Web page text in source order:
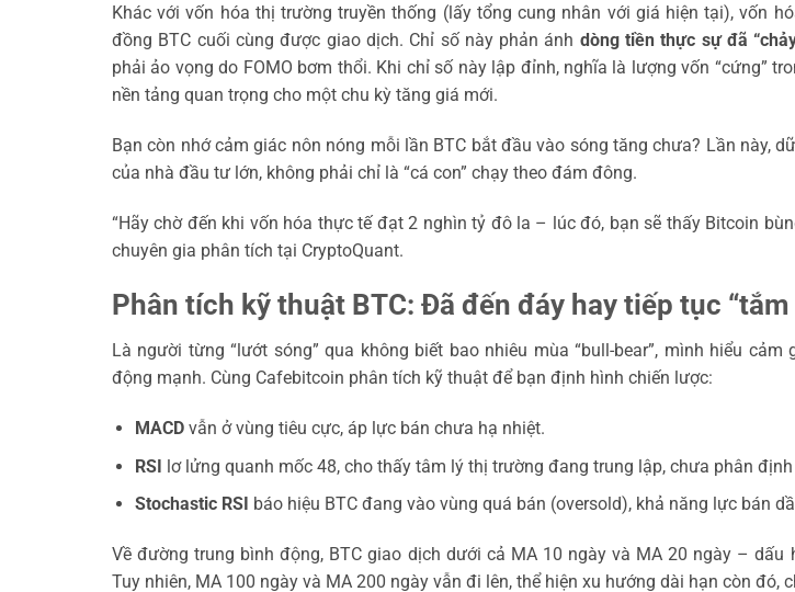
Khác với vốn hóa thị trường truyền thống (lấy tổng cung nhân với giá hiện tại), vốn
đồng BTC cuối cùng được giao dịch. Chỉ số này phản ánh dòng tiền thực sự đã
phải ảo vọng do FOMO bơm thổi. Khi chỉ số này lập đỉnh, nghĩa là lượng vốn “cứng”
nền tảng quan trọng cho một chu kỳ tăng giá mới.
Bạn còn nhớ cảm giác nôn nóng mỗi lần BTC bắt đầu vào sóng tăng chưa? Lần này,
của nhà đầu tư lớn, không phải chỉ là “cá con” chạy theo đám đông.
“Hãy chờ đến khi vốn hóa thực tế đạt 2 nghìn tỷ đô la – lúc đó, bạn sẽ thấy Bitcoin
chuyên gia phân tích tại CryptoQuant.
Phân tích kỹ thuật BTC: Đã đến đáy hay tiếp tục “tắm
Là người từng “lướt sóng” qua không biết bao nhiêu mùa “bull-bear”, mình hiểu
động mạnh. Cùng Cafebitcoin phân tích kỹ thuật để bạn định hình chiến lược:
MACDvẫn ở vùng tiêu cực, áp lực bán chưa hạ nhiệt.
RSI lơ lửng quanh mốc 48, cho thấy tâm lý thị trường đang trung lập, chưa phân
Stochastic RSI báo hiệu BTC đang vào vùng quá bán (oversold), khả năng lực bán
Về đường trung bình động, BTC giao dịch dưới cả MA 10 ngày và MA 20 ngày – dấu
Tuy nhiên, MA 100 ngày và MA 200 ngày vẫn đi lên, thể hiện xu hướng dài hạn còn đó,